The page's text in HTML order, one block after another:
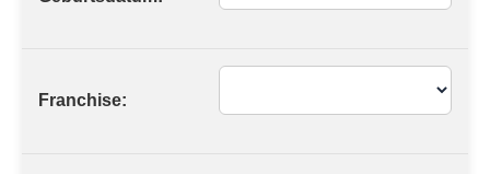
Franchise: